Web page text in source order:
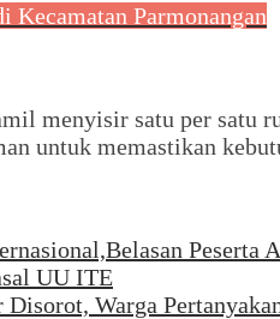
Kecamatan Parmonangan
menyisir satu per
untuk memastikan
Peserta
UU ITE
Warga